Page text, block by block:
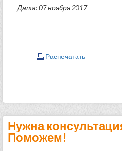
Дата: 07 ноября 2017
Распечатать
Нужна
Поможем!